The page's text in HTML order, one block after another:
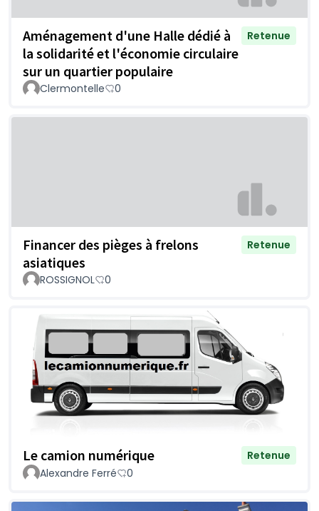
Aménagement d'une Halle dédié à
la solidarité et l'économie circulaire
sur un quartier populaire
Retenue
Clermontelle 0
Financer des pièges à frelons
asiatiques
Retenue
ROSSIGNOL 0
Le camion numérique
Retenue
Alexandre Ferré
0